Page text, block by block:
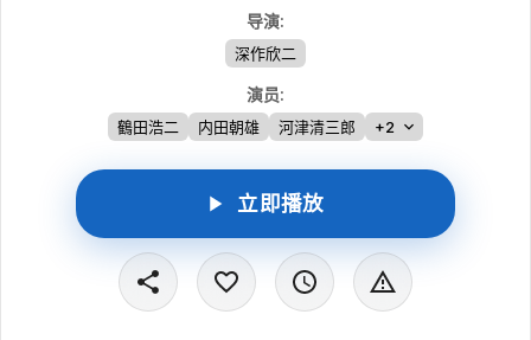
越来越多。
导演:
深作欣二
演员:
鶴田浩二 内田朝雄 河津清三郎 +2
立即播放